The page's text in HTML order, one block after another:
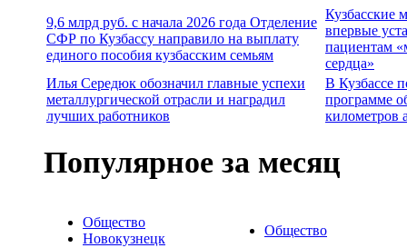
9,6 млрд руб. с начала 2026 года Отделение
СФР по Кузбассу направило на выплату
единого пособия кузбасским семьям
Кузбасские
впервые
пациентам
сердца»
Илья Середюк обозначил главные успехи
металлургической отрасли и наградил
лучших работников
В Кузбассе
программе
километров
Популярное за месяц
Общество
Новокузнецк
Общество